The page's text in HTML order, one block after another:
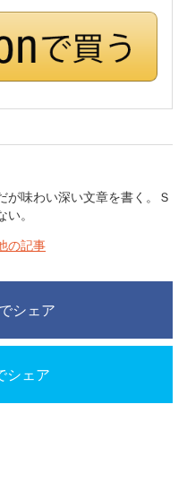
が味わい深い文章を書く。Ｓ
。
の記事
シェア
シェア